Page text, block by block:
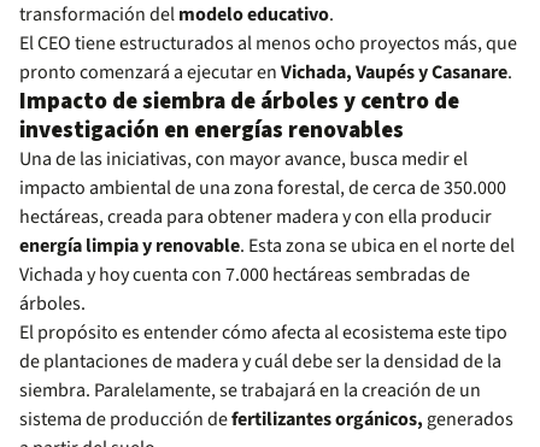
transformación delmodelo educativo.
El CEO tiene estructurados al menos ocho proyectos más, que
pronto comenzará a ejecutar enVichada, Vaupés y Casanare.
Impacto de siembra de árboles y centro de
investigación en energías renovables
Una de las iniciativas, con mayor avance, busca medir el
impacto ambiental de una zona forestal, de cerca de 350.000
hectáreas, creada para obtener madera y con ella producir
energía limpia y renovable. Esta zona se ubica en el norte del
Vichada y hoy cuenta con 7.000 hectáreas sembradas de
árboles.
El propósito es entender cómo afecta al ecosistema este tipo
de plantaciones de madera y cuál debe ser la densidad de la
siembra. Paralelamente, se trabajará en la creación de un
sistema de producción defertilizantes orgánicos, generados